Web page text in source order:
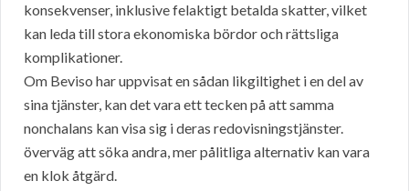
konsekvenser, inklusive felaktigt betalda skatter, vilket
kan leda till stora ekonomiska bördor och rättsliga
komplikationer.
Om Beviso har uppvisat en sådan likgiltighet i en del av
sina tjänster, kan det vara ett tecken på att samma
nonchalans kan visa sig i deras redovisningstjänster.
överväg att söka andra, mer pålitliga alternativ kan vara
en klok åtgärd.